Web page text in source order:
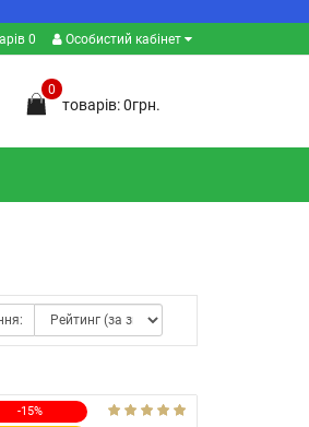
0 Особистий кабінет
0
товарів: 0грн.
-15%